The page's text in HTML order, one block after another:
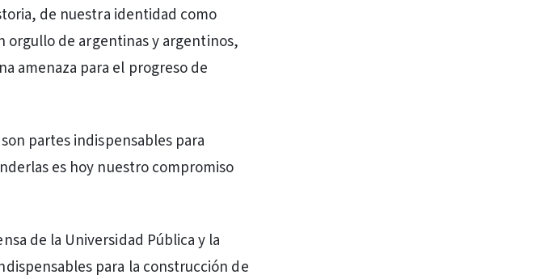
de nuestra identidad como
orgullo de argentinas y argentinos,
amenaza para el progreso de
partes indispensables para
es hoy nuestro compromiso
de la Universidad Pública y la
para la construcción de